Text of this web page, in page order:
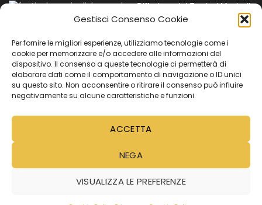
Gestisci Consenso Cookie
Per fornire le migliori esperienze, utilizziamo tecnologie come i
cookie per memorizzare e/o accedere alle informazioni del
dispositivo. Il consenso a queste tecnologie ci permetterà di
elaborare dati come il comportamento di navigazione o ID unici
su questo sito. Non acconsentire o ritirare il consenso può influire
negativamente su alcune caratteristiche e funzioni.
ACCETTA
NEGA
VISUALIZZA LE PREFERENZE
Diffusione dei Festival Musicali
tra la generazione dei
24 Gennaio 2024
MENÙ SECONDARIO
Registrazione per le imprese
Tutorial
Video Tutorial
PRIVACY E COOKIE